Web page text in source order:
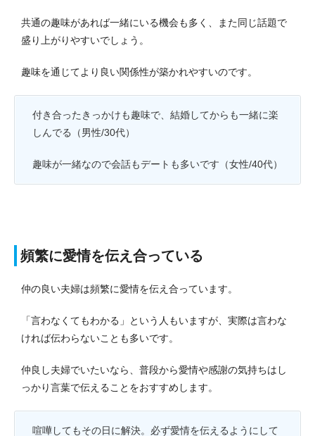
共通の趣味があれば一緒にいる機会も多く、また同じ話題で
盛り上がりやすいでしょう。
趣味を通じてより良い関係性が築かれやすいのです。
付き合ったきっかけも趣味で、結婚してからも一緒に楽
しんでる（男性/30代）
趣味が一緒なので会話もデートも多いです（女性/40代）
頻繁に愛情を伝え合っている
仲の良い夫婦は頻繁に愛情を伝え合っています。
「言わなくてもわかる」という人もいますが、実際は言わな
ければ伝わらないことも多いです。
仲良し夫婦でいたいなら、普段から愛情や感謝の気持ちはし
っかり言葉で伝えることをおすすめします。
喧嘩してもその日に解決。必ず愛情を伝えるようにして